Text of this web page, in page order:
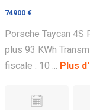
74900 €
Porsche Taycan 4S
plus 93 KWh
fiscale : 10 ... Plus